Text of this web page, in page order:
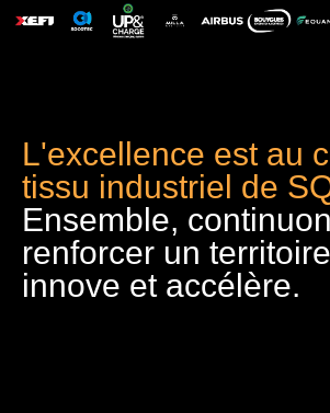
L'excellence est au
tissu industriel de
Ensemble,
renforcer un
innove et accélère.